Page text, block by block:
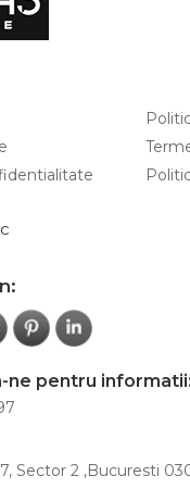
ne pentru informatii:
Sector 2 ,Bucuresti